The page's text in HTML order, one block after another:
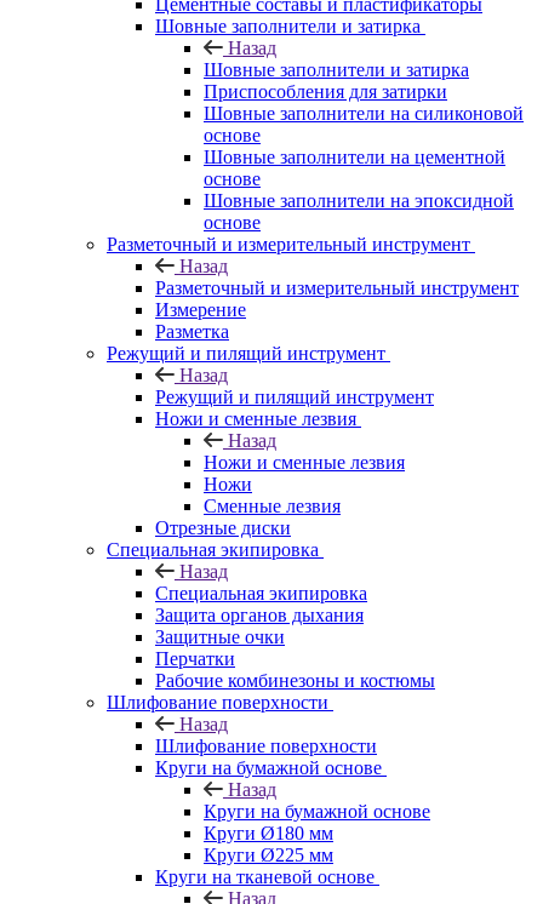
Цементные составы и пластификаторы
Шовные заполнители и затирка
Назад
Шовные заполнители и затирка
Приспособления для затирки
Шовные заполнители на силиконовой
основе
Шовные заполнители на цементной
основе
Шовные заполнители на эпоксидной
основе
Разметочный и измерительный инструмент
Назад
Разметочный и измерительный инструмент
Измерение
Разметка
Режущий и пилящий инструмент
Назад
Режущий и пилящий инструмент
Ножи и сменные лезвия
Назад
Ножи и сменные лезвия
Ножи
Сменные лезвия
Отрезные диски
Специальная экипировка
Назад
Специальная экипировка
Защита органов дыхания
Защитные очки
Перчатки
Рабочие комбинезоны и костюмы
Шлифование поверхности
Назад
Шлифование поверхности
Круги на бумажной основе
Назад
Круги на бумажной основе
Круги Ø180 мм
Круги Ø225 мм
Круги на тканевой основе
Назад